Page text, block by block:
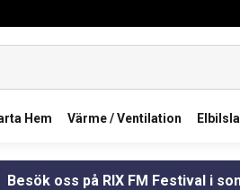
Hem Värme / Ventilation
Besök oss på RIX FM Festival i